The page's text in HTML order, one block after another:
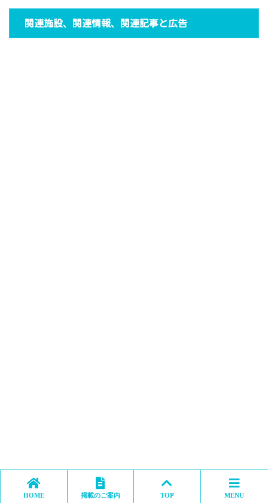
関連施設、関連情報、関連記事と広告
HOME 掲載のご案内 TOP MENU